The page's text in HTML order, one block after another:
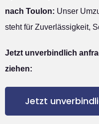
nach Toulon: Unser
steht für Zuverlässigkeit,
Jetzt unverbindlich
ziehen:
Jetzt